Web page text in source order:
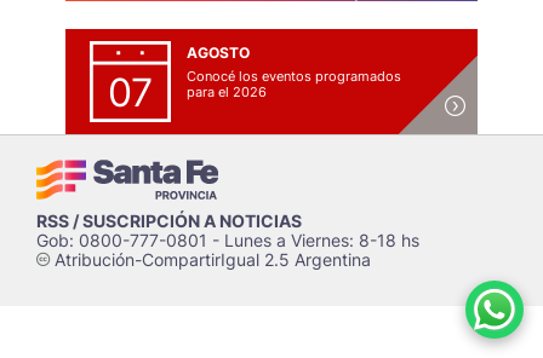
07
AGOSTO
Conocé los eventos programados
para el 2026
RSS / SUSCRIPCIÓN A NOTICIAS
Gob: 0800-777-0801 - Lunes a Viernes: 8-18 hs
cAtribución-CompartirIgual 2.5 Argentina